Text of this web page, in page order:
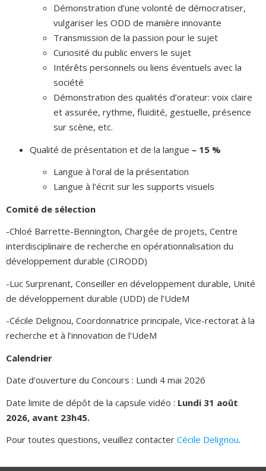
Démonstration d’une volonté de démocratiser,
vulgariser les ODD de manière innovante
Transmission de la passion pour le sujet
Curiosité du public envers le sujet
Intérêts personnels ou liens éventuels avec la
société
Démonstration des qualités d’orateur: voix claire
et assurée, rythme, fluidité, gestuelle, présence
sur scène, etc.
Qualité de présentation et de la langue – 15 %
Langue à l‘oral de la présentation
Langue à l’écrit sur les supports visuels
Comité de sélection
-Chloé Barrette-Bennington, Chargée de projets, Centre
interdisciplinaire de recherche en opérationnalisation du
développement durable (CIRODD)
-Luc Surprenant, Conseiller en développement durable, Unité
de développement durable (UDD) de l’UdeM
-Cécile Delignou, Coordonnatrice principale, Vice-rectorat à la
recherche et à l’innovation de l’UdeM
Calendrier
Date d’ouverture du Concours : Lundi 4 mai 2026
Date limite de dépôt de la capsule vidéo : Lundi 31 août
2026, avant 23h45.
Pour toutes questions, veuillez contacter Cécile Delignou.